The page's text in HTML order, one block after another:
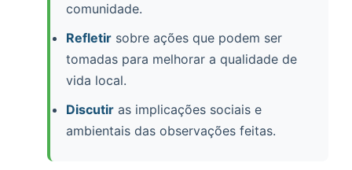
comunidade.
Refletir sobre ações que podem ser
tomadas para melhorar a qualidade de
vida local.
Discutir as implicações sociais e
ambientais das observações feitas.